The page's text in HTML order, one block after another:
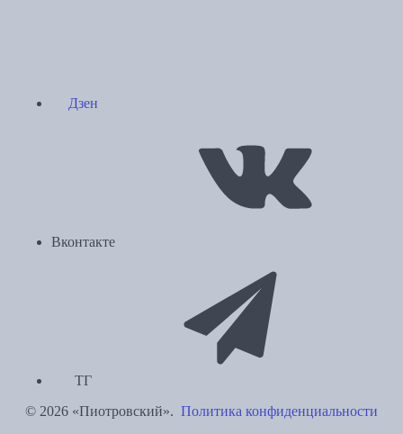
Дзен
Вконтакте
ТГ
© 2026 «Пиотровский». Политика конфиденциальности